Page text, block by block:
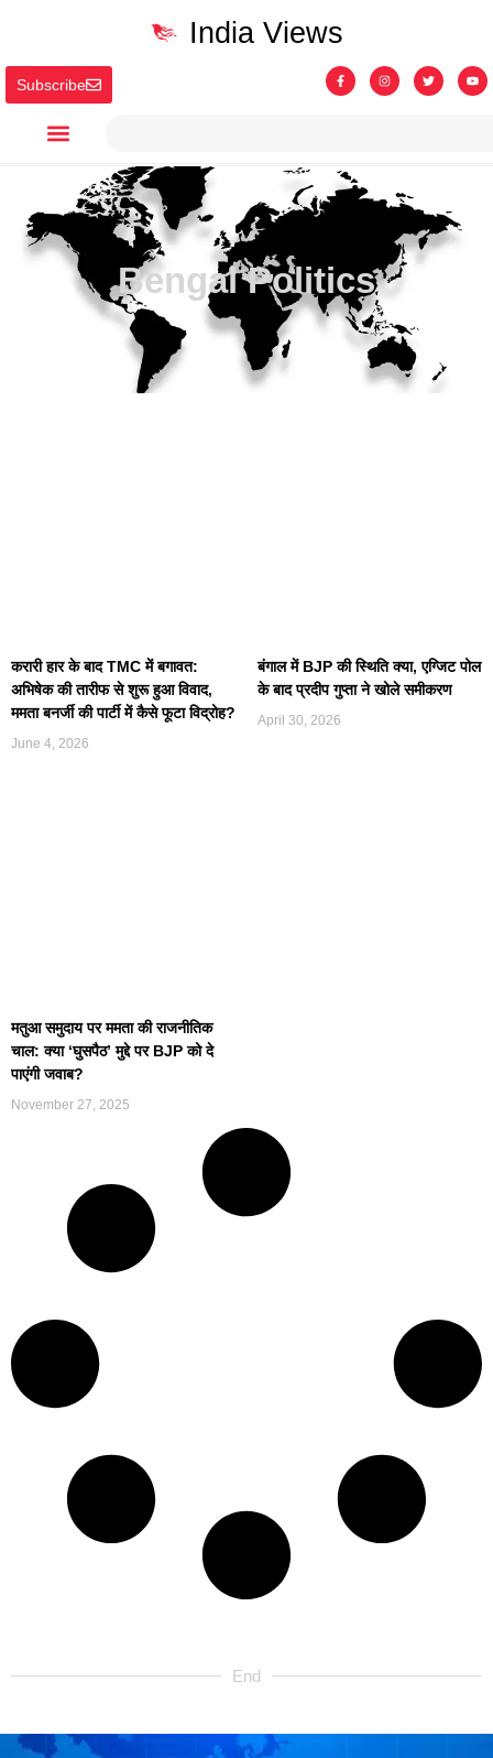
Subscribe
India Views
Bengal Politics
करारी हार के बाद TMC में बगावत:
अभिषेक की तारीफ से शुरू हुआ विवाद,
ममता बनर्जी की पार्टी में कैसे फूटा विद्रोह?
June 4, 2026
बंगाल में BJP की स्थिति क्या, एग्जिट पोल
के बाद प्रदीप गुप्ता ने खोले समीकरण
April 30, 2026
मतुआ समुदाय पर ममता की राजनीतिक
चाल: क्या ‘घुसपैठ’ मुद्दे पर BJP को दे
पाएंगी जवाब?
November 27, 2025
End